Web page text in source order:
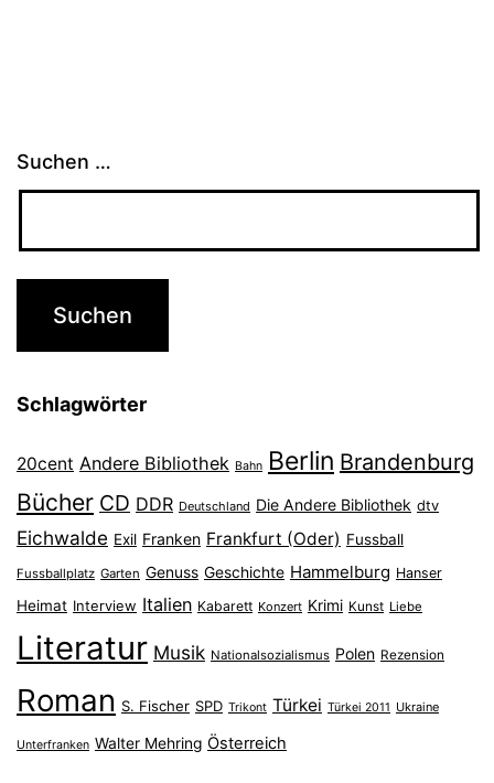
Suchen …
Schlagwörter
20cent Andere Bibliothek Bahn Berlin Brandenburg
Bücher CD DDR Deutschland Die Andere Bibliothek dtv
Eichwalde Exil Franken Frankfurt (Oder) Fussball
Fussballplatz Garten Genuss Geschichte Hammelburg Hanser
Heimat Interview Italien Kabarett Konzert Krimi Kunst Liebe
Literatur Musik Nationalsozialismus Polen Rezension
Roman S. Fischer SPD Trikont Türkei Türkei 2011 Ukraine
Unterfranken Walter Mehring Österreich